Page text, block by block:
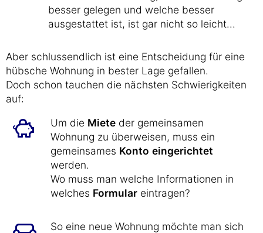
besser gelegen und welche besser
ausgestattet ist, ist gar nicht so leicht...
Aber schlussendlich ist eine Entscheidung für eine
hübsche Wohnung in bester Lage gefallen.
Doch schon tauchen die nächsten Schwierigkeiten
auf:
Um die Miete der gemeinsamen
Wohnung zu überweisen, muss ein
gemeinsames Konto eingerichtet
werden.
Wo muss man welche Informationen in
welches Formular eintragen?
So eine neue Wohnung möchte man sich